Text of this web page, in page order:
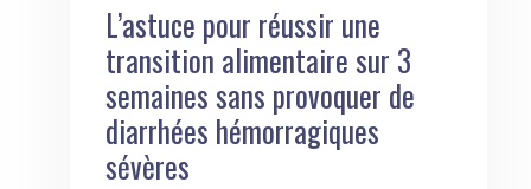
L’astuce pour réussir une
transition alimentaire sur 3
semaines sans provoquer de
diarrhées hémorragiques
sévères